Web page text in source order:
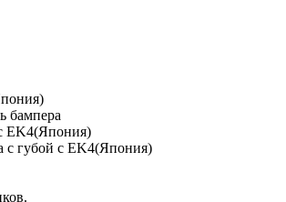
бампера
EK4(Япония)
c губой с EK4(Япония)